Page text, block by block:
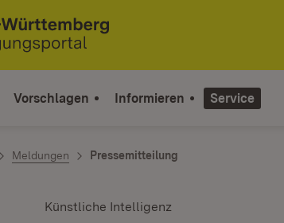
Vorschlagen Informieren Service
Meldungen Pressemitteilung
Künstliche Intelligenz